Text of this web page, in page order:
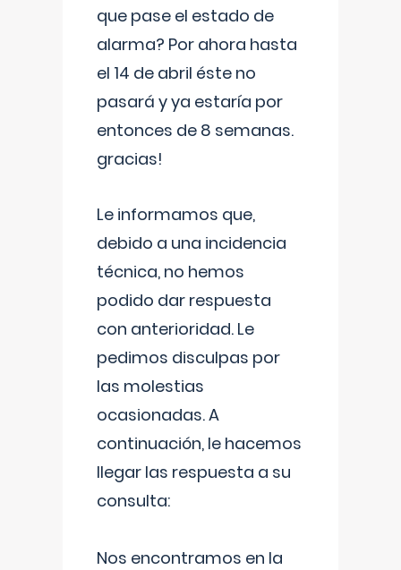
que pase el estado de
alarma? Por ahora hasta
el 14 de abril éste no
pasará y ya estaría por
entonces de 8 semanas.
gracias!
Le informamos que,
debido a una incidencia
técnica, no hemos
podido dar respuesta
con anterioridad. Le
pedimos disculpas por
las molestias
ocasionadas. A
continuación, le hacemos
llegar las respuesta a su
consulta:
Nos encontramos en la